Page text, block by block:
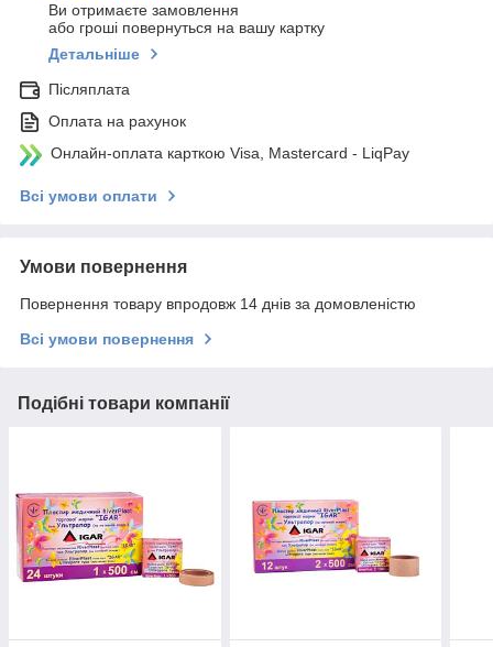
Ви отримаєте замовлення
або гроші повернуться на вашу картку
Детальніше
Післяплата
Оплата на рахунок
Онлайн-оплата карткою Visa, Mastercard - LiqPay
Всі умови оплати
Умови повернення
Повернення товару впродовж 14 днів за домовленістю
Всі умови повернення
Подібні товари компанії